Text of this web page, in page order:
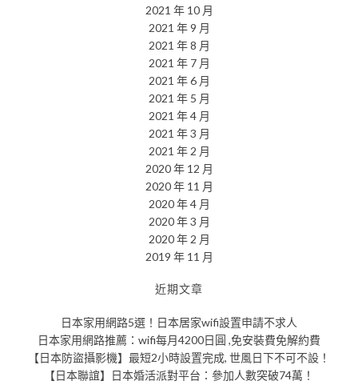
2021 年 10 月
2021 年 9 月
2021 年 8 月
2021 年 7 月
2021 年 6 月
2021 年 5 月
2021 年 4 月
2021 年 3 月
2021 年 2 月
2020 年 12 月
2020 年 11 月
2020 年 4 月
2020 年 3 月
2020 年 2 月
2019 年 11 月
近期文章
日本家用網路5選！日本居家wifi設置申請不求人
日本家用網路推薦：wifi每月4200日圓 ,免安裝費免解約費
【日本防盜攝影機】最短2小時設置完成, 世風日下不可不設！
【日本聯誼】日本婚活派對平台：參加人數突破74萬！